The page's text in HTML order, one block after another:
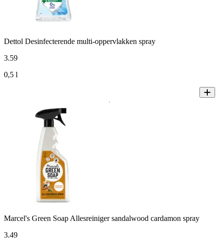
Dettol Desinfecterende multi-oppervlakken spray
3.59
0,5 l
Marcel's Green Soap Allesreiniger sandalwood cardamon spray
3.49